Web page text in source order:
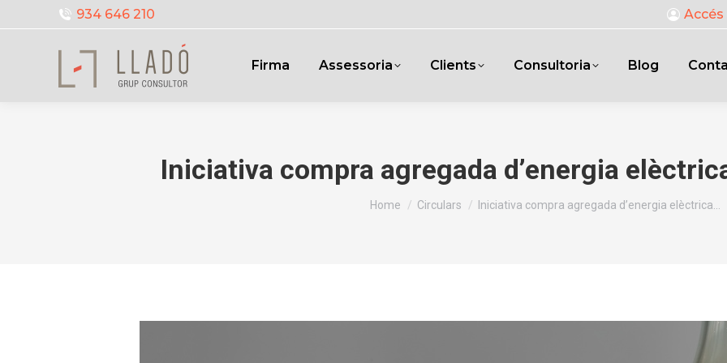
934 646 210
Firma Assessoria Clients Consultoria Blog
Iniciativa compra agregada d’energia
You are here:
Home Circulars Iniciativa compra agregada d’energia elèctrica…